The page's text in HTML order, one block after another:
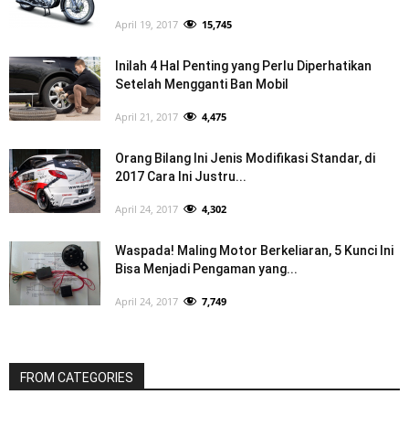
April 19, 2017 15,745
Inilah 4 Hal Penting yang Perlu Diperhatikan
Setelah Mengganti Ban Mobil
April 21, 2017 4,475
Orang Bilang Ini Jenis Modifikasi Standar, di
2017 Cara Ini Justru...
April 24, 2017 4,302
Waspada! Maling Motor Berkeliaran, 5 Kunci Ini
Bisa Menjadi Pengaman yang...
April 24, 2017 7,749
FROM CATEGORIES